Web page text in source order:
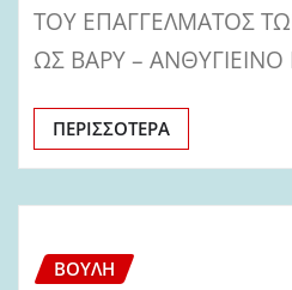
ΤΟΥ ΕΠΑΓΓΕΛΜΑΤΟΣ
ΩΣ ΒΑΡΥ – ΑΝΘΥΓΙΕΙΝΟ
ΠΕΡΙΣΣΌΤΕΡΑ
ΒΟΥΛΉ